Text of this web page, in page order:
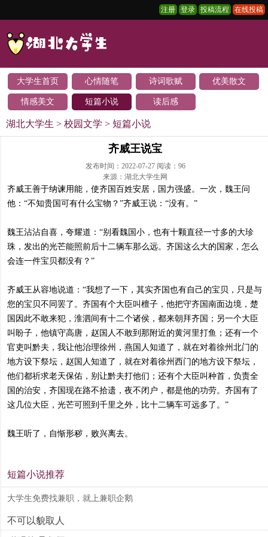
注册 登录 投稿流程 在线投稿
大学生首页 心情随笔 诗词歌赋 优美散文
情感美文 短篇小说 读后感
湖北大学生 > 校园文学 > 短篇小说
齐威王说宝
发布时间：2022-07-27 阅读： 96
来源：湖北大学生网
齐威王善于纳谏用能，使齐国百姓安居，国力强盛。一次，魏王问
他：“不知贵国可有什么宝物？”齐威王说：“没有。”
魏王沾沾自喜，夸耀道：“别看魏国小，也有十颗直径一寸多的大珍
珠，发出的光芒能照前后十二辆车那么远。齐国这么大的国家，怎么
会连一件宝贝都没有？”
齐威王从容地说道：“我想了一下，其实齐国也有自己的宝贝，只是与
您的宝贝不同罢了。齐国有个大臣叫檀子，他把守齐国南面边境，楚
国因此不敢来犯，淮泗间有十二个诸侯，都来朝拜齐国；另一个大臣
叫盼子，他镇守高唐，赵国人不敢到那附近的黄河里打鱼；还有一个
官吏叫黔夫，我让他治理徐州，燕国人知道了，就在对着徐州北门的
地方设下祭坛，赵国人知道了，就在对着徐州西门的地方设下祭坛，
他们都祈求老天保佑，别让黔夫打他们；还有个大臣叫种首，负责全
国的治安，齐国现在路不拾遗，夜不闭户，都是他的功劳。齐国有了
这几位大臣，光芒可照到千里之外，比十二辆车可远多了。”
魏王听了，自惭形秽，败兴离去。
短篇小说推荐
大学生免费找兼职，就上兼职企鹅
不可以貌取人